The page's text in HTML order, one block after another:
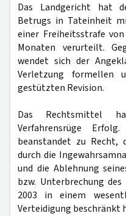
Das Landgericht hat
Betrugs in Tateinheit
einer Freiheitsstrafe
Monaten verurteilt.
wendet sich der
Verletzung formellen
gestützten Revision.
Das Rechtsmittel
Verfahrensrüge
beanstandet zu Recht,
durch die
und die Ablehnung
bzw. Unterbrechung
2003 in einem
Verteidigung beschränkt